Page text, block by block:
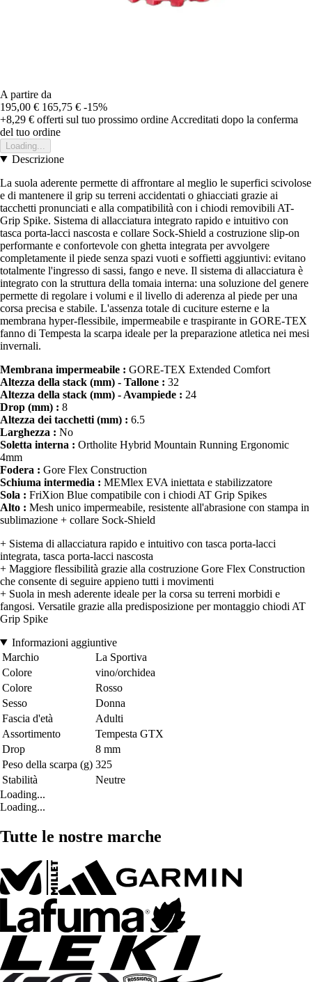
A partire da
195,00 € 165,75 € -15%
+8,29 € offerti sul tuo prossimo ordine Accreditati dopo la conferma
del tuo ordine
Loading...
Descrizione
La suola aderente permette di affrontare al meglio le superfici scivolose
e di mantenere il grip su terreni accidentati o ghiacciati grazie ai
tacchetti pronunciati e alla compatibilità con i chiodi removibili AT-
Grip Spike. Sistema di allacciatura integrato rapido e intuitivo con
tasca porta-lacci nascosta e collare Sock-Shield a costruzione slip-on
performante e confortevole con ghetta integrata per avvolgere
completamente il piede senza spazi vuoti e soffietti aggiuntivi: evitano
totalmente l'ingresso di sassi, fango e neve. Il sistema di allacciatura è
integrato con la struttura della tomaia interna: una soluzione del genere
permette di regolare i volumi e il livello di aderenza al piede per una
corsa precisa e stabile. L'assenza totale di cuciture esterne e la
membrana hyper-flessibile, impermeabile e traspirante in GORE-TEX
fanno di Tempesta la scarpa ideale per la preparazione atletica nei mesi
invernali.
Membrana impermeabile : GORE-TEX Extended Comfort
Altezza della stack (mm) - Tallone : 32
Altezza della stack (mm) - Avampiede : 24
Drop (mm) : 8
Altezza dei tacchetti (mm) : 6.5
Larghezza : No
Soletta interna : Ortholite Hybrid Mountain Running Ergonomic
4mm
Fodera : Gore Flex Construction
Schiuma intermedia : MEMlex EVA iniettata e stabilizzatore
Sola : FriXion Blue compatibile con i chiodi AT Grip Spikes
Alto : Mesh unico impermeabile, resistente all'abrasione con stampa in
sublimazione + collare Sock-Shield
+ Sistema di allacciatura rapido e intuitivo con tasca porta-lacci
integrata, tasca porta-lacci nascosta
+ Maggiore flessibilità grazie alla costruzione Gore Flex Construction
che consente di seguire appieno tutti i movimenti
+ Suola in mesh aderente ideale per la corsa su terreni morbidi e
fangosi. Versatile grazie alla predisposizione per montaggio chiodi AT
Grip Spike
Informazioni aggiuntive
Marchio
La Sportiva
Colore
vino/orchidea
Colore
Rosso
Sesso
Donna
Fascia d'età
Adulti
Assortimento
Tempesta GTX
Drop
8 mm
Peso della scarpa (g) 325
Stabilità
Neutre
Loading...
Loading...
Tutte le nostre marche